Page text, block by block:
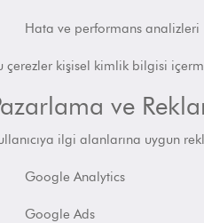
Hata ve performans analizleri
çerezler kişisel kimlik bilgisi
ve
ilgi alanlarına uygun
Google Analytics
Google Ads